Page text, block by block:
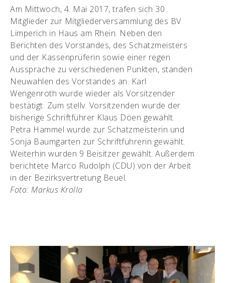
Am Mittwoch, 4. Mai 2017, trafen sich 30
Mitglieder zur Mitgliederversammlung des BV
Limperich in Haus am Rhein. Neben den
Berichten des Vorstandes, des Schatzmeisters
und der Kassenprüferin sowie einer regen
Aussprache zu verschiedenen Punkten, standen
Neuwahlen des Vorstandes an. Karl
Wengenroth wurde wieder als Vorsitzender
bestätigt. Zum stellv. Vorsitzenden wurde der
bisherige Schriftführer Klaus Döen gewählt.
Petra Hammel wurde zur Schatzmeisterin und
Sonja Baumgarten zur Schriftführerin gewählt.
Weiterhin wurden 9 Beisitzer gewählt. Außerdem
berichtete Marco Rudolph (CDU) von der Arbeit
in der Bezirksvertretung Beuel.
Foto: Markus Krolla